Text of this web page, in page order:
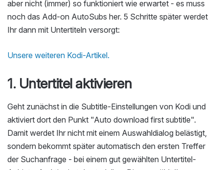
aber nicht (immer) so funktioniert wie erwartet - es muss
noch das Add-on AutoSubs her. 5 Schritte später werdet
Ihr dann mit Untertiteln versorgt:
Unsere weiteren Kodi-Artikel.
1. Untertitel aktivieren
Geht zunächst in die Subtitle-Einstellungen von Kodi und
aktiviert dort den Punkt "Auto download first subtitle".
Damit werdet Ihr nicht mit einem Auswahldialog belästigt,
sondern bekommt später automatisch den ersten Treffer
der Suchanfrage - bei einem gut gewählten Untertitel-